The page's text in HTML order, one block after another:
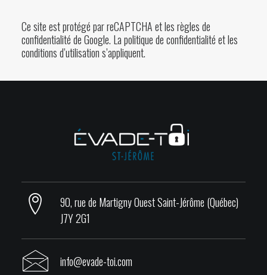
Ce site est protégé par reCAPTCHA et les règles de
confidentialité de Google. Lapolitique de confidentialitéet les
conditions d’utilisations’appliquent.
90, rue de Martigny Ouest Saint-Jérôme (Québec)
J7Y 2G1
info@evade-toi.com